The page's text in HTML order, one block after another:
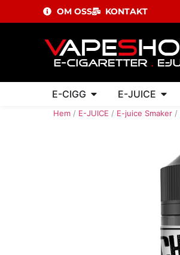
OM OSS KONTAKT
E-CIGG E-JUICE
Hem / E-JUICE / E-juice Smaker /